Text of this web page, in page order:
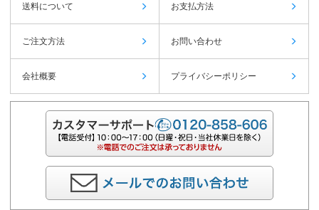
送料について お支払方法
ご注文方法 お問い合わせ
会社概要 プライバシーポリシー